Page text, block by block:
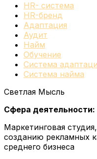
HR- система
HR-бренд
Адаптация
Аудит
Найм
Обучение
Система
Система найма
Светлая Мысль
Сфера деятельности:
Маркетинговая
созданию рекламных
среднего бизнеса